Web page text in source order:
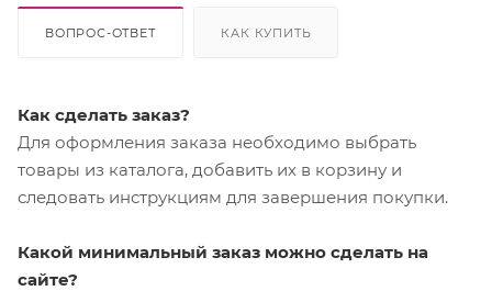
ВОПРОС-ОТВЕТ КАК КУПИТЬ
Как сделать заказ?
Для оформления заказа необходимо выбрать
товары из каталога, добавить их в корзину и
следовать инструкциям для завершения покупки.
Какой минимальный заказ можно сделать на
сайте?